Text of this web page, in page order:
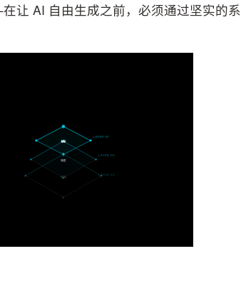
让 AI 自由生成之前，必须通过坚实的系